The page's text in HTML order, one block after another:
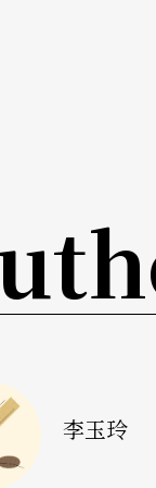
化意義，文學
、蔡正仁、岳
了，觀眾也老
春色，而不是
例，能夠受到
李玉玲